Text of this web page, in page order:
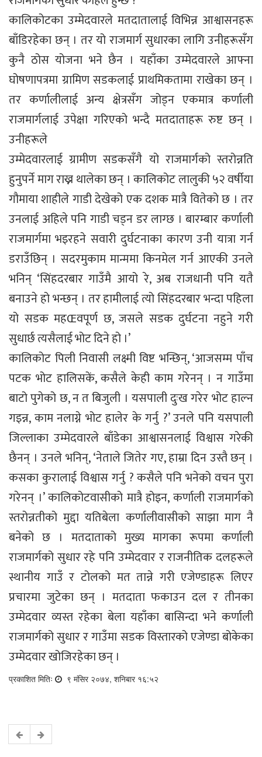
कालिकोटका उम्मेदवारले मतदातालाई विभिन्न आश्वासनहरू
बाँडिरहेका छन् । तर यो राजमार्ग सुधारका लागि उनीहरूसँग
कुनै ठोस योजना भने छैन । यहाँका उम्मेदवारले आफ्ना
घोषणापत्रमा ग्रामिण सडकलाई प्राथमिकतामा राखेका छन् ।
तर कर्णालीलाई अन्य क्षेत्रसँग जोड्न एकमात्र कर्णाली
राजमार्गलाई उपेक्षा गरिएको भन्दै मतदाताहरू रुष्ट छन् ।
उनीहरूले
उम्मेदवारलाई ग्रामीण सडकसँगै यो राजमार्गको स्तरोन्नति
हुनुपर्ने माग राख्न थालेका छन् । कालिकोट लालुकी ५२ वर्षीया
गौमाया शाहीले गाडी देखेको एक दशक मात्रै वितेको छ । तर
उनलाई अहिले पनि गाडी चड्न डर लाग्छ । बारम्बार कर्णाली
राजमार्गमा भइरहने सवारी दुर्घटनाका कारण उनी यात्रा गर्न
डराउँछिन् । सदरमुकाम मान्ममा किनमेल गर्न आएकी उनले
भनिन् ‘सिंहदरबार गाउँमै आयो रे, अब राजधानी पनि यतै
बनाउने हो भन्छन् । तर हामीलाई त्यो सिंहदरबार भन्दा पहिला
यो सडक महŒवपूर्ण छ, जसले सडक दुर्घटना नहुने गरी
सुधार्छ त्यसैलाई भोट दिने हो ।’
कालिकोट पिली निवासी लक्ष्मी विष्ट भन्छिन्, ‘आजसम्म पाँच
पटक भोट हालिसकें, कसैले केही काम गरेनन् । न गाउँमा
बाटो पुगेको छ, न त बिजुली । यसपाली दुःख गरेर भोट हाल्न
गइन्न, काम नलाग्ने भोट हालेर के गर्नु ?’ उनले पनि यसपाली
जिल्लाका उम्मेदवारले बाँडेका आश्वासनलाई विश्वास गरेकी
छैनन् । उनले भनिन्, ‘नेताले जितेर गए, हाम्रा दिन उस्तै छन् ।
कसका कुरालाई विश्वास गर्नु ? कसैले पनि भनेको वचन पुरा
गरेनन् ।’ कालिकोटवासीको मात्रै होइन, कर्णाली राजमार्गको
स्तरोन्नतीको मुद्दा यतिबेला कर्णालीवासीको साझा माग नै
बनेको छ । मतदाताको मुख्य मागका रूपमा कर्णाली
राजमार्गको सुधार रहे पनि उम्मेदवार र राजनीतिक दलहरूले
स्थानीय गाउँ र टोलको मत तान्ने गरी एजेण्डाहरू लिएर
प्रचारमा जुटेका छन् । मतदाता फकाउन दल र तीनका
उम्मेदवार व्यस्त रहेका बेला यहाँका बासिन्दा भने कर्णाली
राजमार्गको सुधार र गाउँमा सडक विस्तारको एजेण्डा बोकेका
उम्मेदवार खोजिरहेका छन् ।
प्रकाशित मितिः ९ मंसिर २०७४, शनिबार १६:५२